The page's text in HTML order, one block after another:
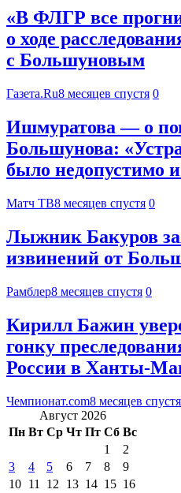
«В ФЛГР все
о ходе
с Большуновым
Газета.Ru8 месяцев спустя 0
Ишмуратова — о
Большунова:
было недопустимо
Матч ТВ8 месяцев спустя 0
Лыжник Бакуров
извинений от
Рамблер8 месяцев спустя 0
Кирилл Бажин
гонку
России в Ханты-
Чемпионат.com8 месяцев спустя
Август 2026
Пн Вт Ср Чт Пт Сб Вс
1
2
3
4 5 6 7 8
9
10 11 12 13 14 15 16